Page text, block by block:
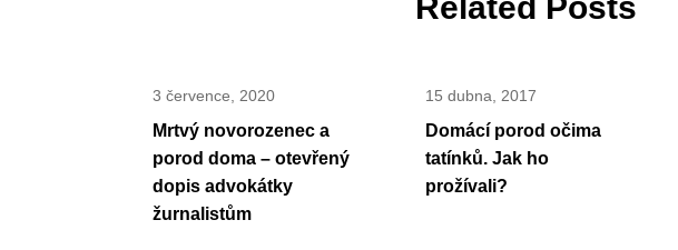
3 července, 2020
Mrtvý novorozenec a
porod doma – otevřený
dopis advokátky
žurnalistům
15 dubna, 2017
Domácí porod očima
tatínků. Jak ho
prožívali?